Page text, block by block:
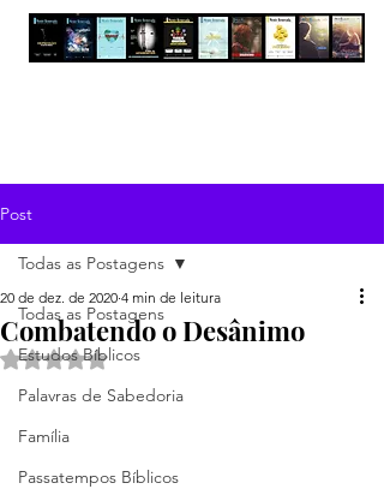
Post
Todas as Postagens
Estudos Bíblicos
Palavras de Sabedoria
Família
Passatempos Bíblicos
Todas as Postagens
Combatendo o Desânimo
20 de dez. de 2020 4 min de leitura
Avaliado com NaN de 5 estrelas.